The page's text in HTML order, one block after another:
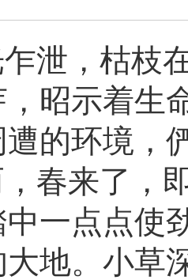
泄，枯枝
，昭示着生
遭的环境，
春来了，
中一点点使
大地。小草